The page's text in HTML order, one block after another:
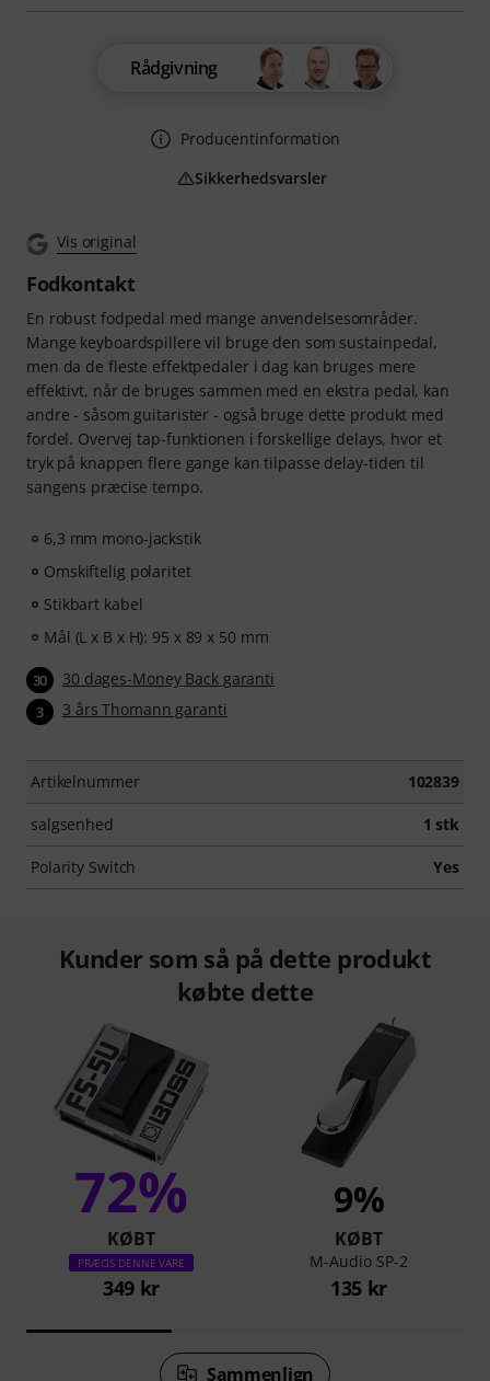
Vis original
Fodkontakt
En robust fodpedal med mange anvendelsesområder.
Mange keyboardspillere vil bruge den som sustainpedal,
men da de fleste effektpedaler i dag kan bruges mere
effektivt, når de bruges sammen med en ekstra pedal, kan
andre - såsom guitarister - også bruge dette produkt med
fordel. Overvej tap-funktionen i forskellige delays, hvor et
tryk på knappen flere gange kan tilpasse delay-tiden til
sangens præcise tempo.
6,3 mm mono-jackstik
Omskiftelig polaritet
Stikbart kabel
Mål (L x B x H): 95 x 89 x 50 mm
30 30 dages-Money Back garanti
3 3 års Thomann garanti
Artikelnummer 102839
salgsenhed 1 stk
Polarity Switch Yes
Rådgivning
Producentinformation
Sikkerhedsvarsler
Kunder som så på dette produkt
købte dette
72%
KØBT
PRÆCIS DENNE VARE
349 kr
9%
KØBT
M-Audio SP-2
135 kr
Sammenlign